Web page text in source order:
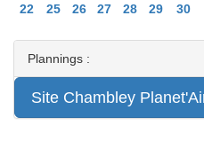
22
25 26 27 28 29 30
Plannings :